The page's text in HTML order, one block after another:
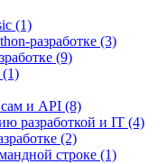
(1)
разработке (3)
(9)
(1)
и API (8)
разработкой и IT (4)
(2)
строке (1)